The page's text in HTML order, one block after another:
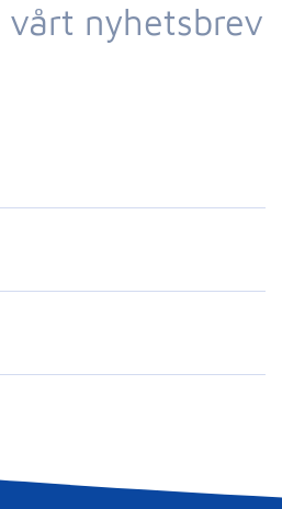
vårt nyhetsbrev